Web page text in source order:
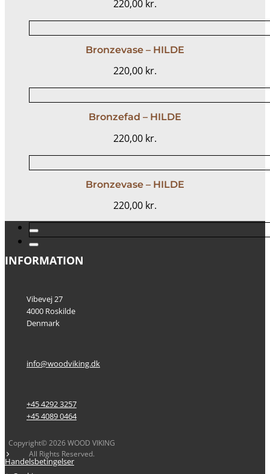
220,00 kr.
Bronzevase – HILDE
220,00 kr.
Bronzefad – HILDE
220,00 kr.
Bronzevase – HILDE
220,00 kr.
INFORMATION
Vibevej 27
4000 Roskilde
Denmark
info@woodviking.dk
+45 4292 3257
+45 4089 0464
Handelsbetingelser
Copyright© 2026 WOOD VIKING
All Rights Reserved.